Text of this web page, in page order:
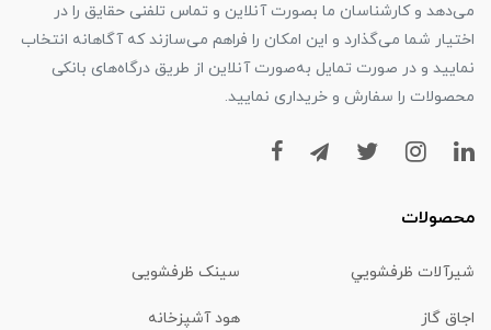
می‌دهد و کارشناسان ما بصورت آنلاین و تماس تلفنی حقایق را در
اختیار شما می‌گذارد و این امکان را فراهم می‌سازند که آگاهانه انتخاب
نمایید و در صورت تمایل به‌صورت آنلاین از طریق درگاه‌های بانکی
محصولات را سفارش و خریداری نمایید.
محصولات
شیرآلات ظرفشويي سینک ظرفشویی
اجاق گاز هود آشپزخانه